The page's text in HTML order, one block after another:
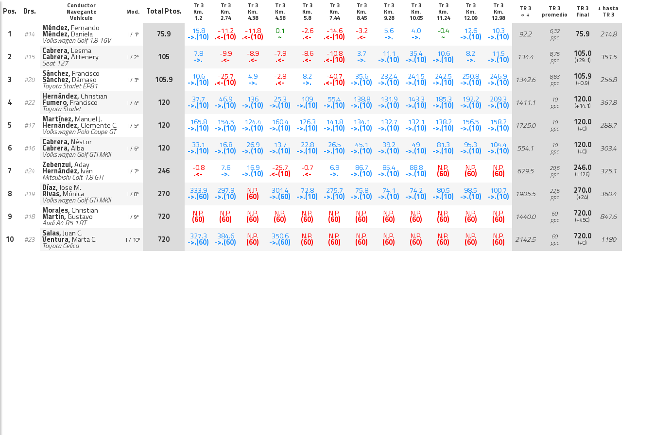
Pos. Drs.
Conductor
Navegante
Vehículo
Mod. Total Ptos.
Tr 3
Km.
1.2
Tr 3
Km.
2.74
Tr 3
Km.
4.38
Tr 3
Km.
4.58
Tr 3
Km.
5.8
Tr 3
Km.
7.44
Tr 3
Km.
8.45
Tr 3
Km.
9.28
Tr 3
Km.
10.05
Tr 3
Km.
11.24
Tr 3
Km.
12.09
Tr 3
Km.
12.98
TR 3
« +
TR 3
promedio
TR 3
final
+ hasta
TR 3
1 #14
Méndez,Fernando
Méndez,Daniela
Volkswagen Golf 1.8 16V
I / 1º 75.9 15.8
->.(10)
-11.2
.<-(10)
-11.8
.<-(10)
0.1
~
-2.6
.<-
-14.6
.<-(10)
-3.2
.<-
5.6
->.
4.0
->.
-0.4
~
12.6
->.(10)
10.3
->.(10) 92.2 6,32
ppc 75.9 214.8
2 #15
Cabrera,Lesma
Cabrera,Attenery
Seat 127
I / 2º 105 7.8
->.
-9.9
.<-
-8.9
.<-
-7.9
.<-
-8.6
.<-
-10.8
.<-(10)
3.7
->.
11.1
->.(10)
35.4
->.(10)
10.6
->.(10)
8.2
->.
11.5
->.(10) 134.4 8,75
ppc
105.0
(+29.1) 351.5
3 #20
Sánchez,Francisco
Sánchez,Dámaso
Toyota Starlet EP81
I / 3º 105.9 10.6
->.(10)
-25.7
.<-(10)
4.9
->.
-2.8
.<-
8.2
->.
-40.7
.<-(10)
35.6
->.(10)
232.4
->.(10)
241.5
->.(10)
242.5
->.(10)
250.8
->.(10)
246.9
->.(10) 1342.6 8,83
ppc
105.9
(+0.9) 256.8
4 #22
Hernández,Christian
Fumero,Francisco
Toyota Starlet
I / 4º 120 37.7
->.(10)
46.9
->.(10)
136
->.(10)
25.3
->.(10)
109
->.(10)
55.4
->.(10)
138.8
->.(10)
131.9
->.(10)
143.3
->.(10)
185.3
->.(10)
192.2
->.(10)
209.3
->.(10) 1411.1 10
ppc
120.0
(+14.1) 367.8
5 #17
Martínez,Manuel J.
Hernández,Clemente C.
Volkswagen Polo Coupe GT
I / 5º 120 165.8
->.(10)
154.5
->.(10)
124.4
->.(10)
160.4
->.(10)
126.3
->.(10)
141.8
->.(10)
134.1
->.(10)
132.7
->.(10)
132.1
->.(10)
138.2
->.(10)
156.5
->.(10)
158.2
->.(10) 1725.0 10
ppc
120.0
(+0) 288.7
6 #16
Cabrera,Néstor
Cabrera,Alba
Volkswagen Golf GTI MKII
I / 6º 120 33.1
->.(10)
16.8
->.(10)
26.9
->.(10)
13.7
->.(10)
22.8
->.(10)
26.5
->.(10)
45.1
->.(10)
39.2
->.(10)
49
->.(10)
81.3
->.(10)
95.3
->.(10)
104.4
->.(10) 554.1 10
ppc
120.0
(+0) 303.4
7 #24
Zebenzui,Aday
Hernández,Iván
Mitsubishi Colt 1.8 GTI
I / 7º 246 -0.8
.<-
7.6
->.
16.9
->.(10)
-25.7
.<-(10)
-0.7
.<-
6.9
->.
86.7
->.(10)
85.4
->.(10)
88.8
->.(10)
N.P.
(60)
N.P.
(60)
N.P.
(60) 679.5 20,5
ppc
246.0
(+126) 375.1
8 #19
Díaz,Jose M.
Rivas,Mónica
Volkswagen Golf GTI MKII
I / 8º 270 333.9
->.(60)
297.9
->.(10)
N.P.
(60)
301.4
->.(60)
72.8
->.(10)
275.7
->.(10)
75.8
->.(10)
74.1
->.(10)
74.2
->.(10)
80.5
->.(10)
98.5
->.(10)
100.7
->.(10) 1905.5 22,5
ppc
270.0
(+24) 360.4
9 #18
Morales,Christian
Martín,Gustavo
Audi A4 B5 1.8T
I / 9º 720 N.P.
(60)
N.P.
(60)
N.P.
(60)
N.P.
(60)
N.P.
(60)
N.P.
(60)
N.P.
(60)
N.P.
(60)
N.P.
(60)
N.P.
(60)
N.P.
(60)
N.P.
(60) 1440.0 60
ppc
720.0
(+450) 847.6
10 #23
Salas,Juan C.
Ventura,Marta C.
Toyota Celica
I / 10º 720 327.3
->.(60)
384.6
->.(60)
N.P.
(60)
350.6
->.(60)
N.P.
(60)
N.P.
(60)
N.P.
(60)
N.P.
(60)
N.P.
(60)
N.P.
(60)
N.P.
(60)
N.P.
(60) 2142.5 60
ppc
720.0
(+0) 1180